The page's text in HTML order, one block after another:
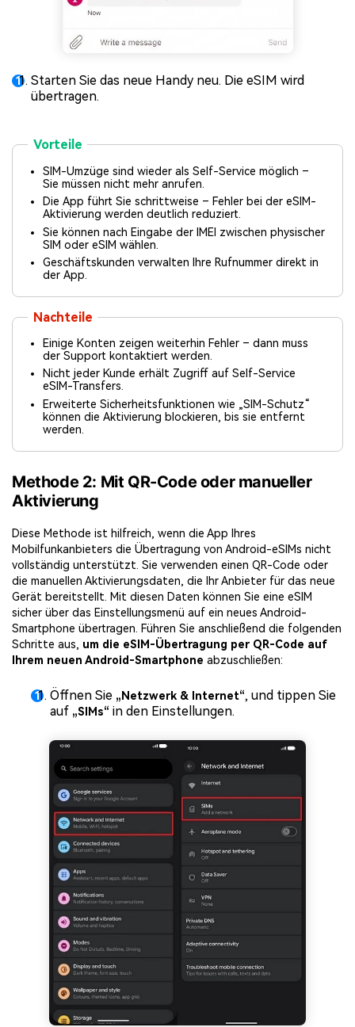
Starten Sie das neue Handy neu. Die eSIM wird
übertragen.
Vorteile
SIM-Umzüge sind wieder als Self-Service möglich –
Sie müssen nicht mehr anrufen.
Die App führt Sie schrittweise – Fehler bei der eSIM-
Aktivierung werden deutlich reduziert.
Sie können nach Eingabe der IMEI zwischen physischer
SIM oder eSIM wählen.
Geschäftskunden verwalten Ihre Rufnummer direkt in
der App.
Nachteile
Einige Konten zeigen weiterhin Fehler – dann muss
der Support kontaktiert werden.
Nicht jeder Kunde erhält Zugriff auf Self-Service
eSIM-Transfers.
Erweiterte Sicherheitsfunktionen wie „SIM-Schutz“
können die Aktivierung blockieren, bis sie entfernt
werden.
Methode 2: Mit QR-Code oder manueller
Aktivierung
Diese Methode ist hilfreich, wenn die App Ihres
Mobilfunkanbieters die Übertragung von Android-eSIMs nicht
vollständig unterstützt. Sie verwenden einen QR-Code oder
die manuellen Aktivierungsdaten, die Ihr Anbieter für das neue
Gerät bereitstellt. Mit diesen Daten können Sie eine eSIM
sicher über das Einstellungsmenü auf ein neues Android-
Smartphone übertragen. Führen Sie anschließend die folgenden
Schritte aus, um die eSIM-Übertragung per QR-Code auf
Ihrem neuen Android-Smartphone abzuschließen:
Öffnen Sie „Netzwerk & Internet“, und tippen Sie
auf „SIMs“ in den Einstellungen.